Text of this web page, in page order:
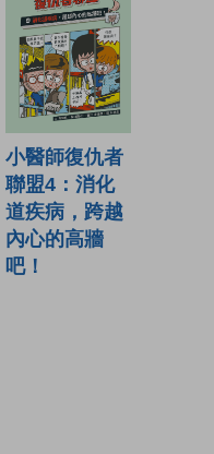
小醫師復仇者
聯盟4：消化
道疾病，跨越
內心的高牆
吧！